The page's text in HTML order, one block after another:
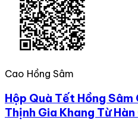
Cao Hồng Sâm
Hộp Quà Tết Hồng Sâm
Thịnh Gia Khang Từ